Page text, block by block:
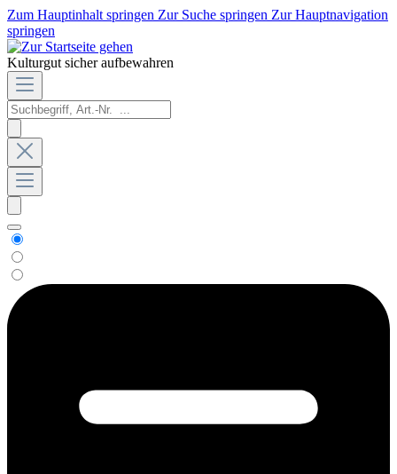
Zum Hauptinhalt springen Zur Suche springen Zur Hauptnavigation
springen
Kulturgut sicher aufbewahren